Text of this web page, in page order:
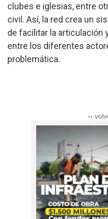
clubes e iglesias, entre
civil. Así, la red crea un
de facilitar la articulación
entre los diferentes
problemática.
‹‹